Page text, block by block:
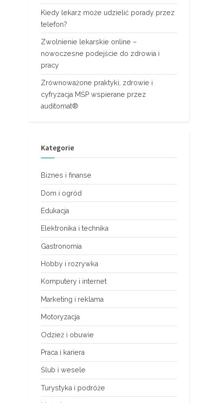
Kiedy lekarz może udzielić porady przez
telefon?
Zwolnienie lekarskie online –
nowoczesne podejście do zdrowia i
pracy
Zrównoważone praktyki, zdrowie i
cyfryzacja MŚP wspierane przez
auditomat®
Kategorie
Biznes i finanse
Dom i ogród
Edukacja
Elektronika i technika
Gastronomia
Hobby i rozrywka
Komputery i internet
Marketing i reklama
Motoryzacja
Odzież i obuwie
Praca i kariera
Ślub i wesele
Turystyka i podróże